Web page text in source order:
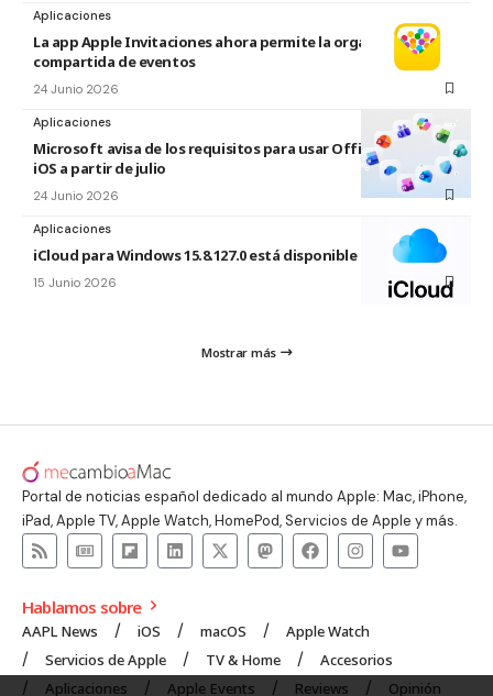
Aplicaciones
La app Apple Invitaciones ahora permite la organización
compartida de eventos
24 Junio 2026
Aplicaciones
Microsoft avisa de los requisitos para usar Office en macOS y
iOS a partir de julio
24 Junio 2026
Aplicaciones
iCloud para Windows 15.8.127.0 está disponible
15 Junio 2026
Mostrar más
Portal de noticias español dedicado al mundo Apple: Mac, iPhone,
iPad, Apple TV, Apple Watch, HomePod, Servicios de Apple y más.
Hablamos sobre
AAPL News iOS macOS
Apple Watch
Servicios de Apple
TV & Home
Accesorios
Aplicaciones
Apple Events Reviews Opinión